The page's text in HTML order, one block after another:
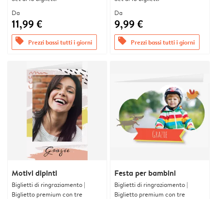
Da
11,99 €
offers Prezzi bassi tutti i giorni
Da
9,99 €
offers Prezzi bassi tutti i giorni
Motivi dipinti
Biglietti di ringraziamento |
Biglietto premium con tre
Festa per bambini
Biglietti di ringraziamento |
Biglietto premium con tre